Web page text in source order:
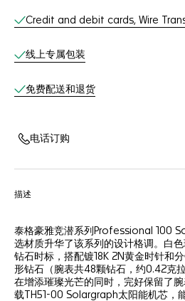
Credit and debit cards, Wire
线上专属包装
免费配送和退货
电话订购
描述
泰格豪雅竞潜系列Professional 100
选材质升华了该系列的设计格调。白
钻石时标，搭配镀18K 2N黄金时针和
形钻石（腕表共48颗钻石，约0.42克
在增添璀璨光芒的同时，完好保留了
载TH51-00 Solargraph太阳能机芯，